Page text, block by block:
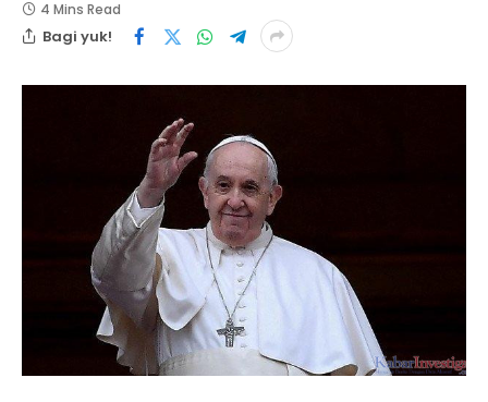
4 Mins Read
Bagi yuk!